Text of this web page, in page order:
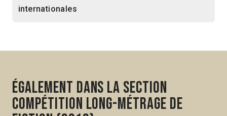
internationales
Également dans la section
Compétition Long-métrage de